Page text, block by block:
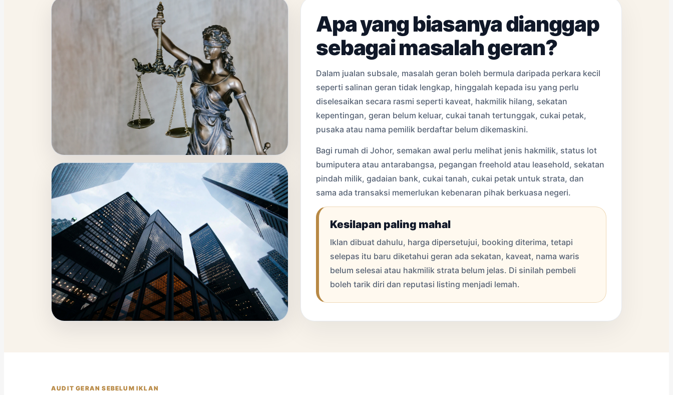
Apa yang biasanya dianggap
sebagai masalah geran?
Dalam jualan subsale, masalah geran boleh bermula daripada perkara kecil
seperti salinan geran tidak lengkap, hinggalah kepada isu yang perlu
diselesaikan secara rasmi seperti kaveat, hakmilik hilang, sekatan
kepentingan, geran belum keluar, cukai tanah tertunggak, cukai petak,
pusaka atau nama pemilik berdaftar belum dikemaskini.
Bagi rumah di Johor, semakan awal perlu melihat jenis hakmilik, status lot
bumiputera atau antarabangsa, pegangan freehold atau leasehold, sekatan
pindah milik, gadaian bank, cukai tanah, cukai petak untuk strata, dan
sama ada transaksi memerlukan kebenaran pihak berkuasa negeri.
Kesilapan paling mahal
Iklan dibuat dahulu, harga dipersetujui, booking diterima, tetapi
selepas itu baru diketahui geran ada sekatan, kaveat, nama waris
belum selesai atau hakmilik strata belum jelas. Di sinilah pembeli
boleh tarik diri dan reputasi listing menjadi lemah.
AUDIT GERAN SEBELUM IKLAN